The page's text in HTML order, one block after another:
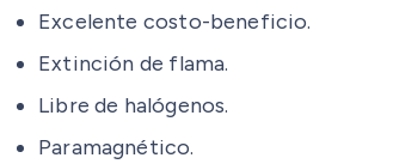
Excelente costo-beneficio.
Extinción de flama.
Libre de halógenos.
Paramagnético.